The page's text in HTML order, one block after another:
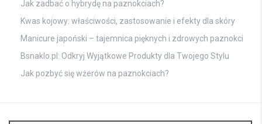
Jak zadbać o hybrydę na paznokciach?
Kwas kojowy: właściwości, zastosowanie i efekty dla skóry
Manicure japoński – tajemnica pięknych i zdrowych paznokci
Bsnaklo.pl: Odkryj Wyjątkowe Produkty dla Twojego Stylu
Jak pozbyć się wżerów na paznokciach?